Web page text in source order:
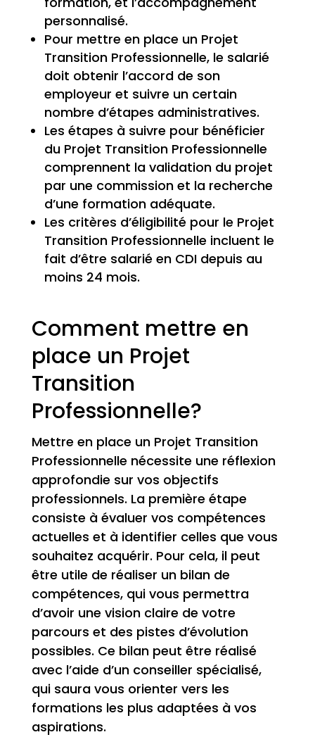
personnalisé.
Pour mettre en place un Projet
Transition Professionnelle, le salarié
doit obtenir l’accord de son
employeur et suivre un certain
nombre d’étapes administratives.
Les étapes à suivre pour bénéficier
du Projet Transition Professionnelle
comprennent la validation du projet
par une commission et la recherche
d’une formation adéquate.
Les critères d’éligibilité pour le Projet
Transition Professionnelle incluent le
fait d’être salarié en CDI depuis au
moins 24 mois.
Comment mettre en
place un Projet
Transition
Professionnelle?
Mettre en place un Projet Transition
Professionnelle nécessite une réflexion
approfondie sur vos objectifs
professionnels. La première étape
consiste à évaluer vos compétences
actuelles et à identifier celles que vous
souhaitez acquérir. Pour cela, il peut
être utile de réaliser un bilan de
compétences, qui vous permettra
d’avoir une vision claire de votre
parcours et des pistes d’évolution
possibles. Ce bilan peut être réalisé
avec l’aide d’un conseiller spécialisé,
qui saura vous orienter vers les
formations les plus adaptées à vos
aspirations.